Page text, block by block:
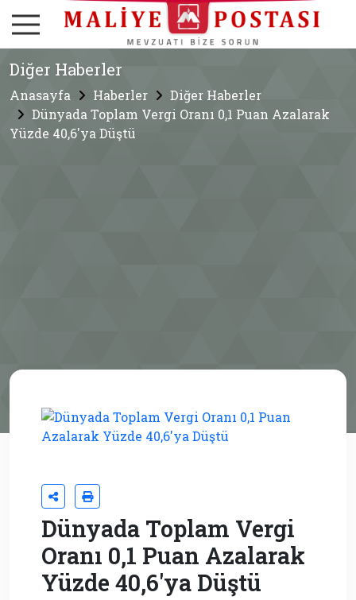
Diğer Haberler
Anasayfa Haberler
Diğer Haberler
Dünyada Toplam Vergi Oranı 0,1 Puan Azalarak
Yüzde 40,6'ya Düştü
Dünyada Toplam Vergi
Oranı 0,1 Puan Azalarak
Yüzde 40,6'ya Düştü